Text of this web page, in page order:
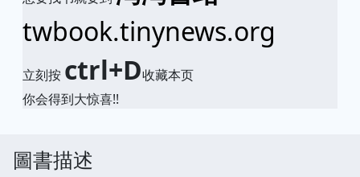
twbook.tinynews.org
立刻按 ctrl+D收藏本页
你会得到大惊喜!!
圖書描述